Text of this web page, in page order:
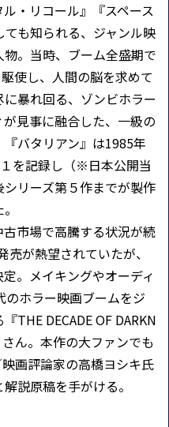
ル・リコール』『スペース
も知られる、ジャンル映
。当時、ブーム全盛期で
使し、人間の脳を求めて
暴れ回る、ゾンビホラー
見事に融合した、一級の
バタリアン』は1985年
を記録し（※日本公開当
リーズ第５作までが製作
市場で高騰する状況が続
が熱望されていたが、
。メイキングやオーディ
ホラー映画ブームをジ
THE DECADE OF DARKN
ん。本作の大ファンでも
画評論家の高橋ヨシキ氏
説原稿を手がける。